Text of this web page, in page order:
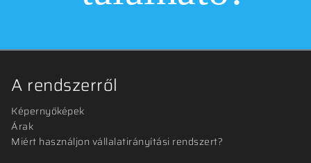
A rendszerről
Képernyőképek
Árak
Miért használjon vállalatirányítási rendszert?